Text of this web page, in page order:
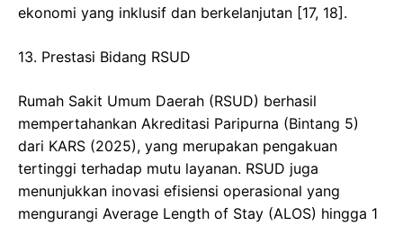
ekonomi yang inklusif dan berkelanjutan [17, 18].
​13. Prestasi Bidang RSUD
​Rumah Sakit Umum Daerah (RSUD) berhasil
mempertahankan Akreditasi Paripurna (Bintang 5)
dari KARS (2025), yang merupakan pengakuan
tertinggi terhadap mutu layanan. RSUD juga
menunjukkan inovasi efisiensi operasional yang
mengurangi Average Length of Stay (ALOS) hingga 1